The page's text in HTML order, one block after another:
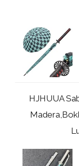
HJHUUA